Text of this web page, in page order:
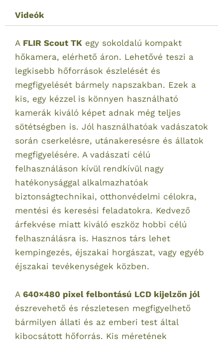
Videók
A FLIR Scout TK egy sokoldalú kompakt
hőkamera, elérhető áron. Lehetővé teszi a
legkisebb hőforrások észlelését és
megfigyelését bármely napszakban. Ezek a
kis, egy kézzel is könnyen használható
kamerák kiváló képet adnak még teljes
sötétségben is. Jól használhatóak vadászatok
során cserkelésre, utánakeresésre és állatok
megfigyelésére. A vadászati célú
felhasználáson kívül rendkívül nagy
hatékonysággal alkalmazhatóak
biztonságtechnikai, otthonvédelmi célokra,
mentési és keresési feladatokra. Kedvező
árfekvése miatt kiváló eszköz hobbi célú
felhasználásra is. Hasznos társ lehet
kempingezés, éjszakai horgászat, vagy egyéb
éjszakai tevékenységek közben.
A 640×480 pixel felbontású LCD kijelzőn jól
észrevehető és részletesen megfigyelhető
bármilyen állati és az emberi test által
kibocsátott hőforrás. Kis méretének